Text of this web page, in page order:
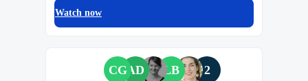
Watch now
CGAD LB 2